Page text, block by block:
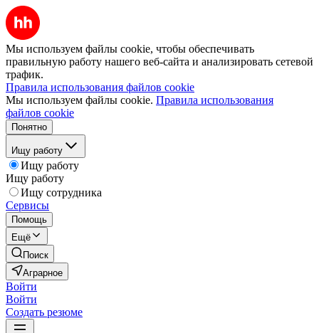
Мы используем файлы cookie, чтобы обеспечивать
правильную работу нашего веб-сайта и анализировать сетевой
трафик.
Правила использования файлов cookie
Мы используем файлы cookie. Правила использования
файлов cookie
Понятно
Ищу работу
Ищу работу
Ищу работу
Ищу сотрудника
Сервисы
Помощь
Ещё
Поиск
Аграрное
Войти
Войти
Создать резюме